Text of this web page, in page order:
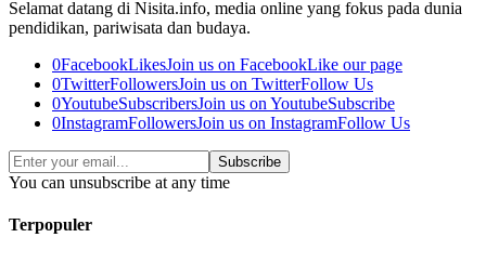
Selamat datang di Nisita.info, media online yang fokus pada dunia
pendidikan, pariwisata dan budaya.
0FacebookLikesJoin us on FacebookLike our page
0TwitterFollowersJoin us on TwitterFollow Us
0YoutubeSubscribersJoin us on YoutubeSubscribe
0InstagramFollowersJoin us on InstagramFollow Us
Subscribe
You can unsubscribe at any time
Terpopuler